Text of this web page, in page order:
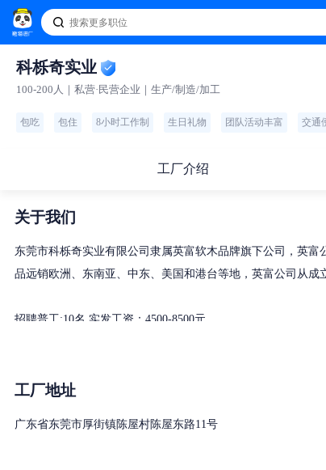
科栎奇实业
100-200人｜私营·民营企业｜生产/制造/加工
包吃 包住 8小时工作制 生日礼物 团队活动丰富 交通
工厂介绍
关于我们
东莞市科栎奇实业有限公司隶属英富软木品牌旗下公司，英
品远销欧洲、东南亚、中东、美国和港台等地，英富公司从
招聘普工:10名 实发工资：4500-8500元
公司匠心制造供应天然、无毒无害、可降解的环保软木材料
工厂地址
广东省东莞市厚街镇陈屋村陈屋东路11号